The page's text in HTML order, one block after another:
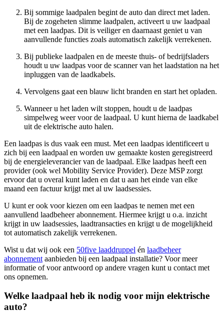
Bij sommige laadpalen begint de auto dan direct met laden.
Bij de zogeheten slimme laadpalen, activeert u uw laadpaal
met een laadpas. Dit is veiliger en daarnaast geniet u van
aanvullende functies zoals automatisch zakelijk verrekenen.
Bij publieke laadpalen en de meeste thuis- of bedrijfsladers
houdt u uw laadpas voor de scanner van het laadstation na het
inpluggen van de laadkabels.
Vervolgens gaat een blauw licht branden en start het opladen.
Wanneer u het laden wilt stoppen, houdt u de laadpas
simpelweg weer voor de laadpaal. U kunt hierna de laadkabel
uit de elektrische auto halen.
Een laadpas is dus vaak een must. Met een laadpas identificeert u
zich bij een laadpaal en worden uw gemaakte kosten geregistreerd
bij de energieleverancier van de laadpaal. Elke laadpas heeft een
provider (ook wel Mobility Service Provider). Deze MSP zorgt
ervoor dat u overal kunt laden en dat u aan het einde van elke
maand een factuur krijgt met al uw laadsessies.
U kunt er ook voor kiezen om een laadpas te nemen met een
aanvullend laadbeheer abonnement. Hiermee krijgt u o.a. inzicht
krijgt in uw laadsessies, laadtransacties en krijgt u de mogelijkheid
tot automatisch zakelijk verrekenen.
Wist u dat wij ook een 50five laaddruppel én laadbeheer
abonnement aanbieden bij een laadpaal installatie? Voor meer
informatie of voor antwoord op andere vragen kunt u contact met
ons opnemen.
Welke laadpaal heb ik nodig voor mijn elektrische
auto?